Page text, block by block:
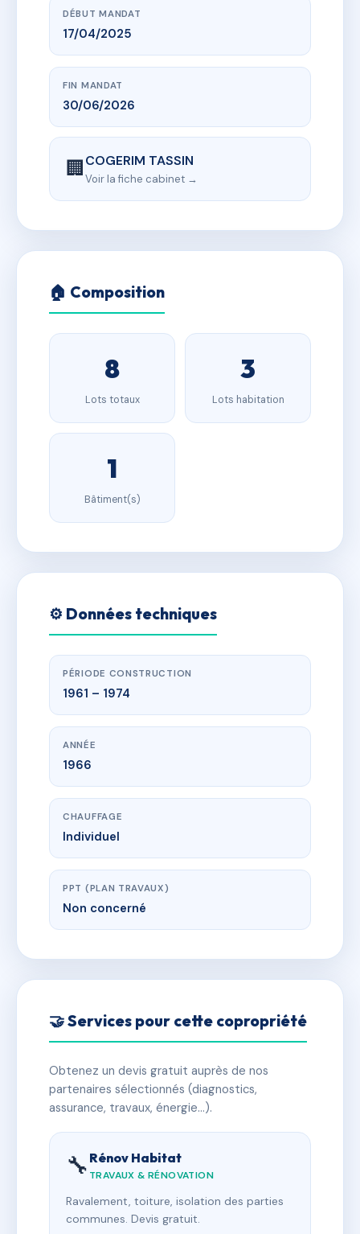
DÉBUT MANDAT
17/04/2025
FIN MANDAT
30/06/2026
🏢COGERIM TASSIN
Voir la fiche cabinet →
🏠 Composition
8
Lots totaux
3
Lots habitation
1
Bâtiment(s)
⚙️ Données techniques
PÉRIODE CONSTRUCTION
1961 – 1974
ANNÉE
1966
CHAUFFAGE
Individuel
PPT (PLAN TRAVAUX)
Non concerné
🤝 Services pour cette copropriété
Obtenez un devis gratuit auprès de nos
partenaires sélectionnés (diagnostics,
assurance, travaux, énergie…).
🔧 Rénov Habitat
TRAVAUX & RÉNOVATION
Ravalement, toiture, isolation des parties
communes. Devis gratuit.